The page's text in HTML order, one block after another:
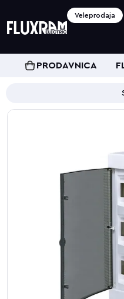
Veleprodaja
PRODAVNICA